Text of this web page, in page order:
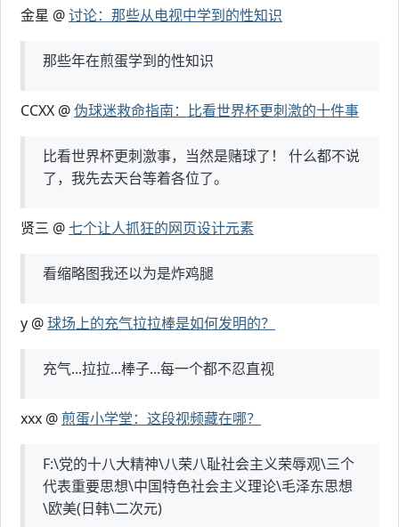
金星 @讨论：那些从电视中学到的性知识
那些年在煎蛋学到的性知识
CCXX @伪球迷救命指南：比看世界杯更刺激的十件事
比看世界杯更刺激事，当然是赌球了！ 什么都不说
了，我先去天台等着各位了。
贤三 @七个让人抓狂的网页设计元素
看缩略图我还以为是炸鸡腿
y @球场上的充气拉拉棒是如何发明的？
充气...拉拉...棒子...每一个都不忍直视
xxx @ 煎蛋小学堂：这段视频藏在哪？
F:\党的十八大精神\八荣八耻社会主义荣辱观\三个
代表重要思想\中国特色社会主义理论\毛泽东思想
\欧美(日韩\二次元)